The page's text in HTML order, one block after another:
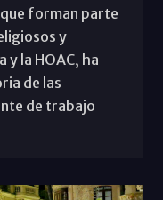
forman parte
y
y la HOAC, ha
de las
de trabajo